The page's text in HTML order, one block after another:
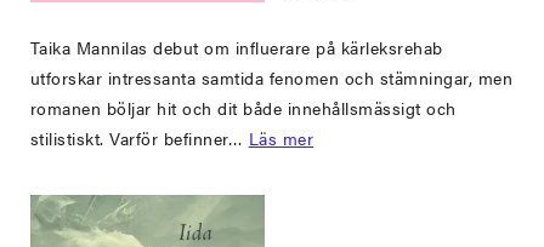
Taika Mannilas debut om influerare på kärleksrehab
utforskar intressanta samtida fenomen och stämningar, men
romanen böljar hit och dit både innehållsmässigt och
stilistiskt. Varför befinner… Läs mer